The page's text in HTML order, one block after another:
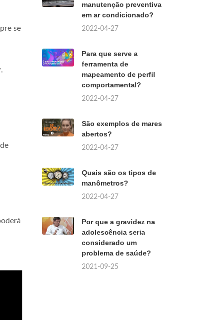
se
.
manutenção preventiva
em ar condicionado?
2022-04-27
Para que serve a
ferramenta de
mapeamento de perfil
comportamental?
2022-04-27
São exemplos de mares
abertos?
2022-04-27
Quais são os tipos de
manômetros?
2022-04-27
Por que a gravidez na
adolescência seria
considerado um
problema de saúde?
2021-09-25